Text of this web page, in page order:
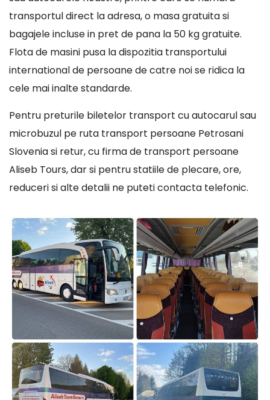
transportul direct la adresa, o masa gratuita si
bagajele incluse in pret de pana la 50 kg gratuite.
Flota de masini pusa la dispozitia transportului
international de persoane de catre noi se ridica la
cele mai inalte standarde.
Pentru preturile biletelor transport cu autocarul sau
microbuzul pe ruta transport persoane Petrosani
Slovenia si retur, cu firma de transport persoane
Aliseb Tours, dar si pentru statiile de plecare, ore,
reduceri si alte detalii ne puteti contacta telefonic.